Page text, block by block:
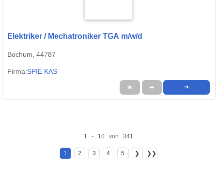
Elektriker / Mechatroniker TGA m/w/d
Bochum, 44787
Firma:SPIE KAS
★ ➦ ➜
1 - 10 von 341
1 2 3 4 5 ❯ ❯❯